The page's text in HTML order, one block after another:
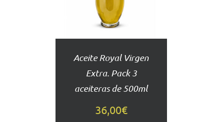
DETALLES
Aceite Royal Virgen
Extra. Pack 3
aceiteras de 500ml
36,00€